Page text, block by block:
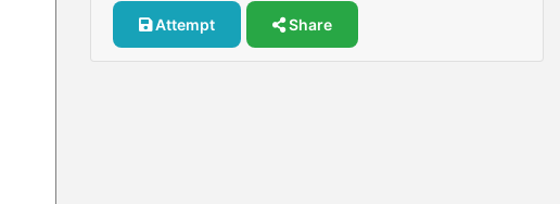
Attempt Share